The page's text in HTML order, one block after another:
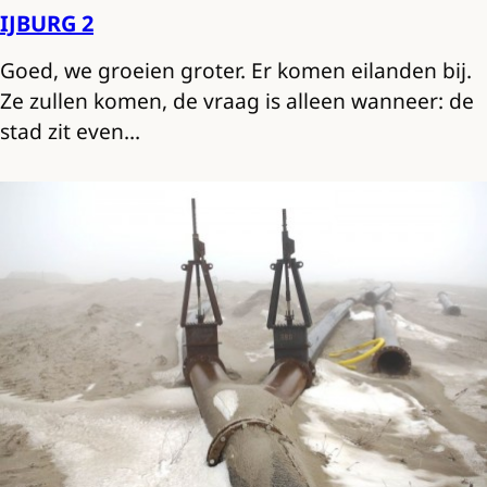
IJBURG 2
Goed, we groeien groter. Er komen eilanden bij.
Ze zullen komen, de vraag is alleen wanneer: de
stad zit even…